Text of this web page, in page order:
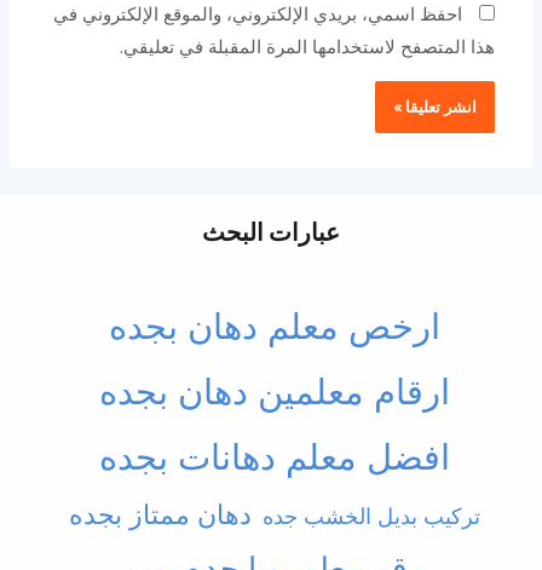
احفظ اسمي، بريدي الإلكتروني، والموقع الإلكتروني في
هذا المتصفح لاستخدامها المرة المقبلة في تعليقي.
عبارات البحث
ارخص معلم دهان بجده
ارقام معلمين دهان بجده
افضل معلم دهانات بجده
تركيب بديل الخشب جده دهان ممتاز بجده